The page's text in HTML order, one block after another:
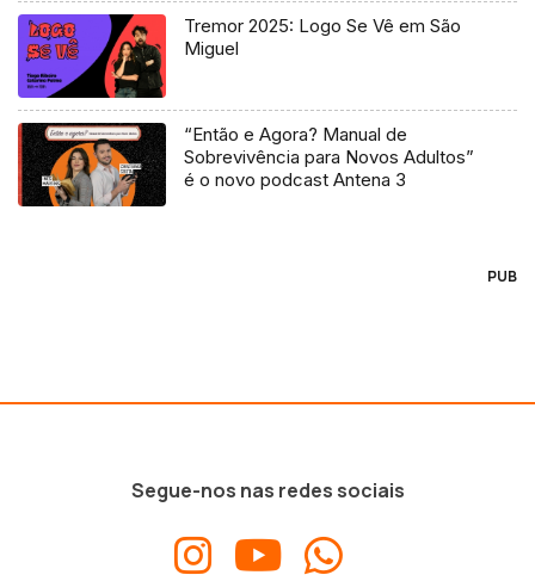
Tremor 2025: Logo Se Vê em São
Miguel
“Então e Agora? Manual de
Sobrevivência para Novos Adultos”
é o novo podcast Antena 3
PUB
Segue-nos nas redes sociais